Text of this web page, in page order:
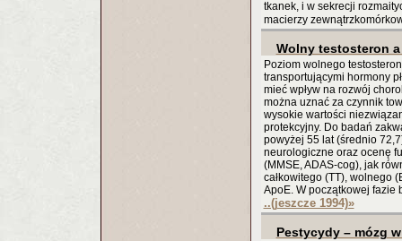
tkanek, i w sekrecji
macierzy
Wolny testosteron
Poziom wolnego
transportującymi hormony
mieć wpływ na rozwój
można uznać za czynnik
wysokie wartości
protekcyjny. Do badań
powyżej 55 lat (średnio
neurologiczne oraz ocenę
(MMSE, ADAS-cog), jak
całkowitego (TT), wolnego
ApoE. W początkowej fazie
..(jeszcze 1994)»
Pestycydy – mózg